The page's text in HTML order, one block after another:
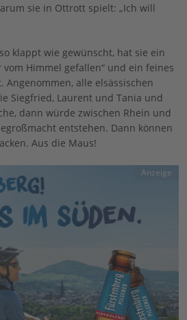
sie in Ottrott spielt: „Ich will
klappt wie gewünscht, hat sie ein
Himmel gefallen“ und ein feines
Angenommen, alle elsässischen
Siegfried, Laurent und Tania und
dann würde zwischen Rhein und
entstehen. Dann können
Aus die Maus!
Anzeige